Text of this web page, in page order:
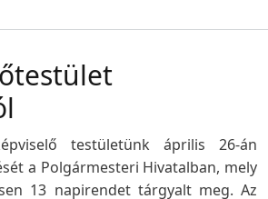
testületünk április 26-án
a Polgármesteri Hivatalban, mely
13 napirendet tárgyalt meg. Az